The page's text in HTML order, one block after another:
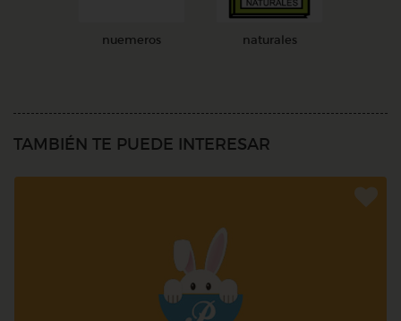
nuemeros naturales
TAMBIÉN TE PUEDE INTERESAR